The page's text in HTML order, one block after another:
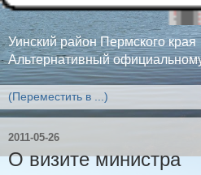
Уинский район Пермского края
Альтернативный
2011-05-26
О визите министра